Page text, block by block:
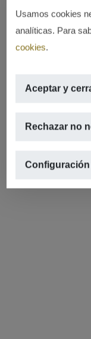
Usamos cookies
analíticas. Para
cookies.
Aceptar y
Rechazar no
Configuración